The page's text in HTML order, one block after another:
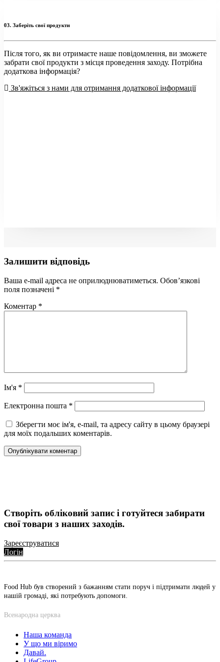
03. Заберіть свої продукти
Після того, як ви отримаєте наше повідомлення, ви зможете
забрати свої продукти з місця проведення заходу. Потрібна
додаткова інформація?
Зв'яжіться з нами для отримання додаткової інформації
Залишити відповідь
Ваша e-mail адреса не оприлюднюватиметься. Обов’язкові
поля позначені *
Коментар *
Ім'я *
Електронна пошта *
Зберегти моє ім'я, e-mail, та адресу сайту в цьому браузері
для моїх подальших коментарів.
Створіть обліковий запис і готуйтеся забирати
свої товари з наших заходів.
Зареєструватися
Логін
Food Hub був створений з бажанням стати поруч і підтримати людей у
нашій громаді, які потребують допомоги.
Всенародна церква
Наша команда
У що ми віримо
Давай.